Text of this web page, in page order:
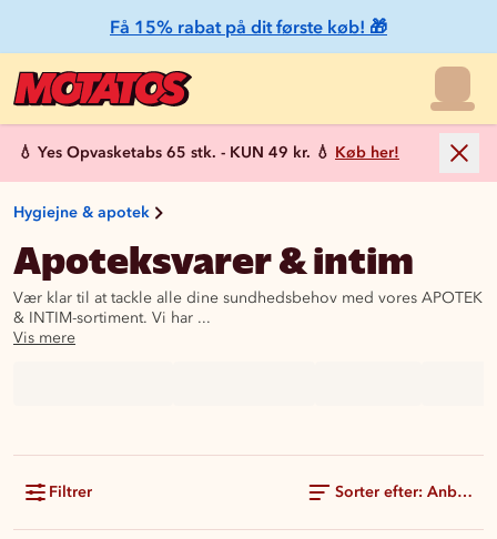
Få 15% rabat på dit første køb! 🎁
💧 Yes Opvasketabs 65 stk. - KUN 49 kr. 💧 Køb her!
Hygiejne & apotek
Apoteksvarer & intim
Vær klar til at tackle alle dine sundhedsbehov med vores APOTEK
& INTIM-sortiment. Vi har ...
Vis mere
Filtrer Sorter efter: